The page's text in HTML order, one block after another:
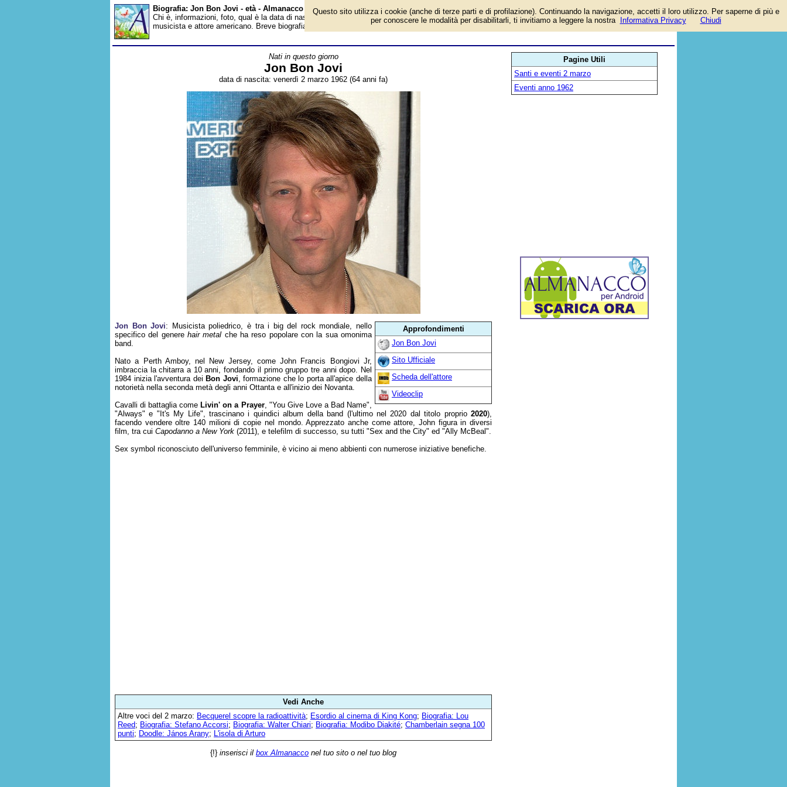
Biografia: Jon Bon Jovi - età - Almanacco
Chi è, informazioni, foto, qual è la data di nascita, età, dove è nato, cosa ha fatto Jon Bon Jovi, cantante,
musicista e attore americano. Breve biografia. Voce dell'Almanacco.
Nati in questo giorno
Jon Bon Jovi
data di nascita: venerdì 2 marzo 1962 (64 anni fa)
Approfondimenti
Jon Bon Jovi
Sito Ufficiale
Scheda dell'attore
Videoclip
Jon Bon Jovi: Musicista poliedrico, è tra i big del rock mondiale, nello
specifico del genere hair metal che ha reso popolare con la sua omonima
band.
Nato a Perth Amboy, nel New Jersey, come John Francis Bongiovi Jr,
imbraccia la chitarra a 10 anni, fondando il primo gruppo tre anni dopo. Nel
1984 inizia l'avventura dei Bon Jovi, formazione che lo porta all'apice della
notorietà nella seconda metà degli anni Ottanta e all'inizio dei Novanta.
Cavalli di battaglia come Livin' on a Prayer, "You Give Love a Bad Name",
"Always" e "It's My Life", trascinano i quindici album della band (l'ultimo nel 2020 dal titolo proprio 2020),
facendo vendere oltre 140 milioni di copie nel mondo. Apprezzato anche come attore, John figura in diversi
film, tra cui Capodanno a New York (2011), e telefilm di successo, su tutti "Sex and the City" ed "Ally McBeal".
Sex symbol riconosciuto dell'universo femminile, è vicino ai meno abbienti con numerose iniziative benefiche.
Vedi Anche
Altre voci del 2 marzo: Becquerel scopre la radioattività; Esordio al cinema di King Kong; Biografia: Lou
Reed; Biografia: Stefano Accorsi; Biografia: Walter Chiari; Biografia: Modibo Diakité; Chamberlain segna 100
punti; Doodle: János Arany; L'isola di Arturo
{!} inserisci il box Almanacco nel tuo sito o nel tuo blog
Pagine Utili
Santi e eventi 2 marzo
Eventi anno 1962
Questo sito utilizza i cookie (anche di terze parti e di profilazione). Continuando la navigazione, accetti il loro utilizzo. Per saperne di più e
per conoscere le modalità per disabilitarli, ti invitiamo a leggere la nostra
Informativa Privacy Chiudi